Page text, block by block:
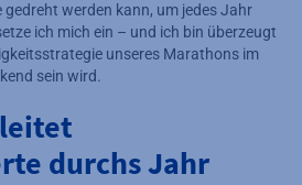
gedreht werden kann, um jedes Jahr
ich mich ein – und ich bin überzeugt
unseres Marathons im
sein wird.
durchs Jahr